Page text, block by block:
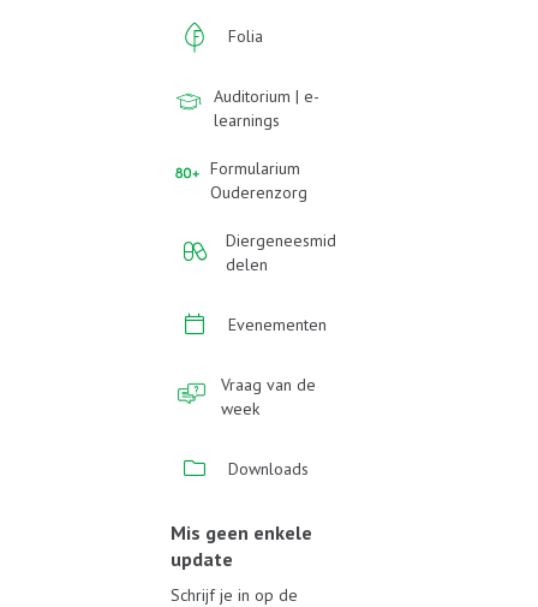
Folia
Auditorium | e-
learnings
Formularium
Ouderenzorg
Diergeneesmid
delen
Evenementen
Vraag van de
week
Downloads
Mis geen enkele
update
Schrijf je in op de